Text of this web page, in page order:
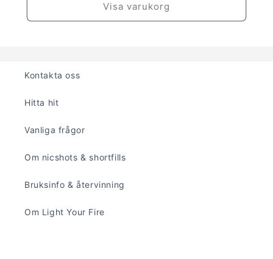
Visa varukorg
Kontakta oss
Hitta hit
Vanliga frågor
Om nicshots & shortfills
Bruksinfo & återvinning
Om Light Your Fire